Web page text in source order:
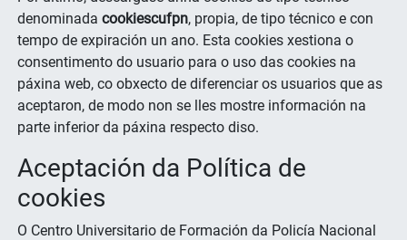
denominada cookiescufpn, propia, de tipo técnico e con
tempo de expiración un ano. Esta cookies xestiona o
consentimento do usuario para o uso das cookies na
páxina web, co obxecto de diferenciar os usuarios que as
aceptaron, de modo non se lles mostre información na
parte inferior da páxina respecto diso.
Aceptación da Política de
cookies
O Centro Universitario de Formación da Policía Nacional